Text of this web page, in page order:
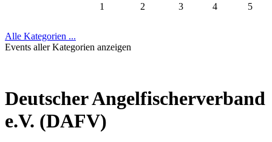
1
2 3 4 5
Alle Kategorien ...
Events aller Kategorien anzeigen
Deutscher Angelfischerverband
e.V. (DAFV)